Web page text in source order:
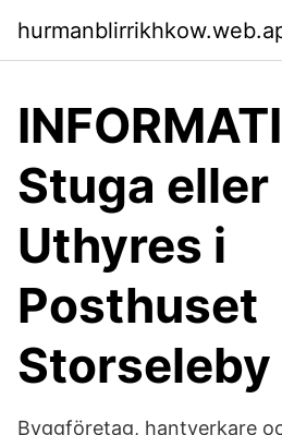
Stuga eller
Uthyres i
Posthuset
Storseleby
Byggföretag, hantverkare